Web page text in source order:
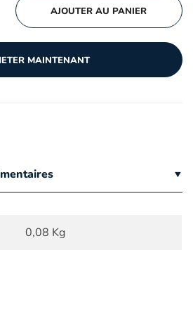
AJOUTER AU PANIER
MAINTENANT
0,08 Kg